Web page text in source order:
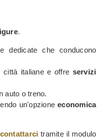
.
dedicate che conducono
italiane e offre servizi
auto o treno.
un'opzioneeconomica
contattarci tramite il modulo